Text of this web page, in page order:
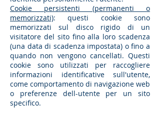
Cookie persistenti (permanenti o
memorizzati): questi cookie sono
memorizzati sul disco rigido di un
visitatore del sito fino alla loro scadenza
(una data di scadenza impostata) o fino a
quando non vengono cancellati. Questi
cookie sono utilizzati per raccogliere
informazioni identificative sull'utente,
come comportamento di navigazione web
o preferenze dell-utente per un sito
specifico.